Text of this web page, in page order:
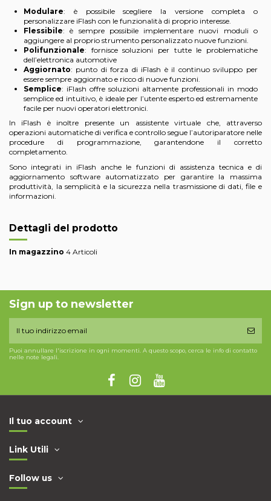
Modulare: è possibile scegliere la versione completa o
personalizzare iFlash con le funzionalità di proprio interesse.
Flessibile: è sempre possibile implementare nuovi moduli o
aggiungere al proprio strumento personalizzato nuove funzioni.
Polifunzionale: fornisce soluzioni per tutte le problematiche
dell’elettronica automotive
Aggiornato: punto di forza di iFlash è il continuo sviluppo per
essere sempre aggiornato e ricco di nuove funzioni.
Semplice: iFlash offre soluzioni altamente professionali in modo
semplice ed intuitivo, è ideale per l’utente esperto ed estremamente
facile per nuovi operatori elettronici.
In iFlash è inoltre presente un assistente virtuale che, attraverso
operazioni automatiche di verifica e controllo segue l’autoriparatore nelle
procedure di programmazione, garantendone il corretto
completamento.
Sono integrati in iFlash anche le funzioni di assistenza tecnica e di
aggiornamento software automatizzato per garantire la massima
produttività, la semplicità e la sicurezza nella trasmissione di dati, file e
informazioni.
Dettagli del prodotto
In magazzino 4 Articoli
Sign up to newsletter
Puoi annullare l'iscrizione in ogni momenti. A questo scopo, cerca le info di contatto
nelle note legali.
Il tuo account
Link Utili
Follow us